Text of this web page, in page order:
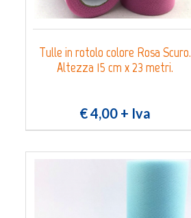
Tulle in rotolo colore Rosa Scuro.
Altezza 15 cm x 23 metri.
€ 4,00+ Iva